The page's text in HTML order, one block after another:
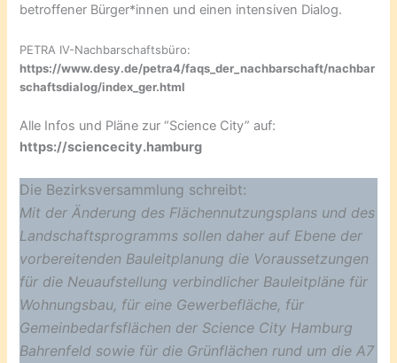
betroffener Bürger*innen und einen intensiven Dialog.
PETRA IV-Nachbarschaftsbüro:
https://www.desy.de/petra4/faqs_der_nachbarschaft/nachbar
schaftsdialog/index_ger.html
Alle Infos und Pläne zur “Science City” auf:
https://sciencecity.hamburg
Die Bezirksversammlung schreibt:
Mit der Änderung des Flächennutzungsplans und des
Landschaftsprogramms sollen daher auf Ebene der
vorbereitenden Bauleitplanung die Voraussetzungen
für die Neuaufstellung verbindlicher Bauleitpläne für
Wohnungsbau, für eine Gewerbefläche, für
Gemeinbedarfsflächen der Science City Hamburg
Bahrenfeld sowie für die Grünflächen rund um die A7